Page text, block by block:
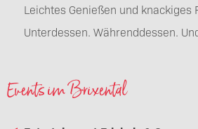
Leichtes Genießen und knackiges
Unterdessen. Währenddessen.
Events im Brixental